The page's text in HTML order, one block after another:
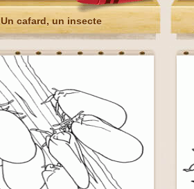
Un cafard, un insecte